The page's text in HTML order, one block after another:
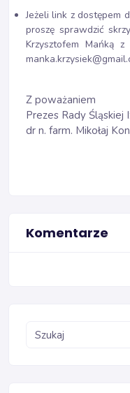
Jeżeli link z dostępem
proszę sprawdzić
Krzysztofem Mańką
Z poważaniem
Prezes Rady Śląskiej
dr n. farm. Mikołaj
Komentarze